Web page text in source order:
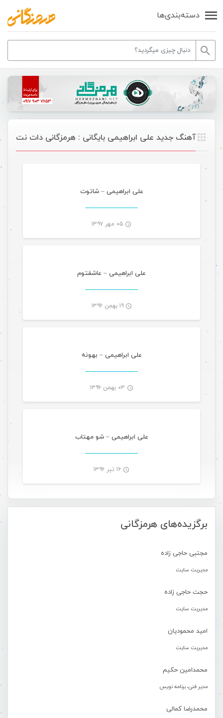
دسته‌بندی‌ها
برگزیده‌های هرمزگانی
مجتبی حاجی زاده
مدیریت سایت
حجت حاجی زاده
مدیریت سایت
امید محمودیان
مدیریت سایت
محمدامین حکیم
مدیر فنی، برنامه نویس
محمدرضا کمالی
آهنگ جدید علی ابراهیمی بایگانی : هرمزگانی دات نت
علی ابراهیمی – شاتوت
۰۵ مهر ۱۳۹۷
علی ابراهیمی – عاشقتوم
۱۹ بهمن ۱۳۹۶
علی ابراهیمی – بهونه
۰۳ بهمن ۱۳۹۶
علی ابراهیمی – شو مهتاب
۱۶ تیر ۱۳۹۶